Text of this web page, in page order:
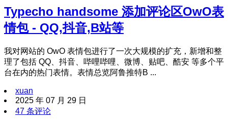
Typecho handsome 添加评论区OwO表
情包 - QQ,抖音,B站等
我对网站的 OwO 表情包进行了一次大规模的扩充，新增和整
理了包括 QQ、抖音、哔哩哔哩、微博、贴吧、酷安 等多个平
台在内的热门表情。表情总览阿鲁推特B ...
xuan
2025 年 07 月 29 日
47 条评论